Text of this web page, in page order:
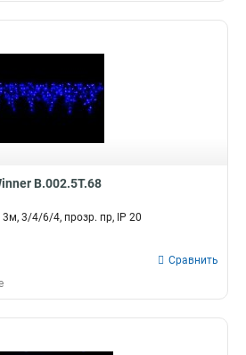
B.002.5Т.68
3/4/6/4, прозр. пр, IP 20
Сравнить